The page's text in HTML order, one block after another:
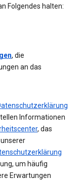
Folgendes halten:
, die
an das
Informationen
, das
um häufig
Erwartungen